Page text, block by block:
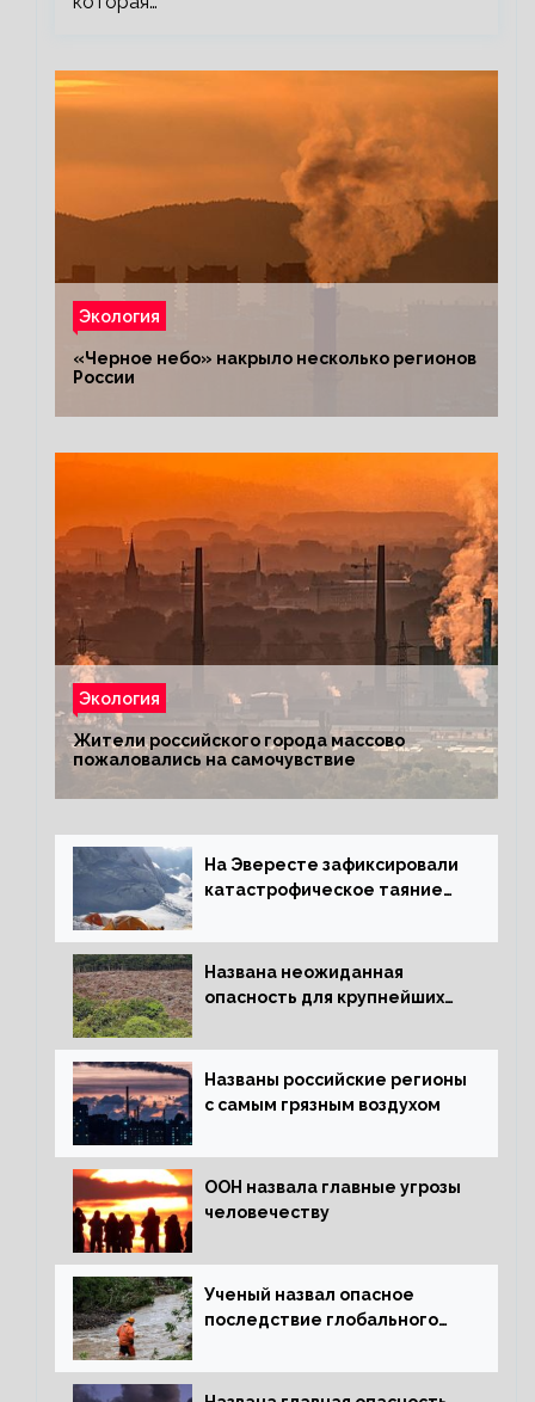
Экология
«Черное небо» накрыло несколько регионов
России
Экология
Жители российского города массово
пожаловались на самочувствие
На Эвересте зафиксировали
катастрофическое таяние
Названа неожиданная
опасность для крупнейших
Названы российские регионы
с самым грязным воздухом
ООН назвала главные угрозы
человечеству
Ученый назвал опасное
последствие глобального